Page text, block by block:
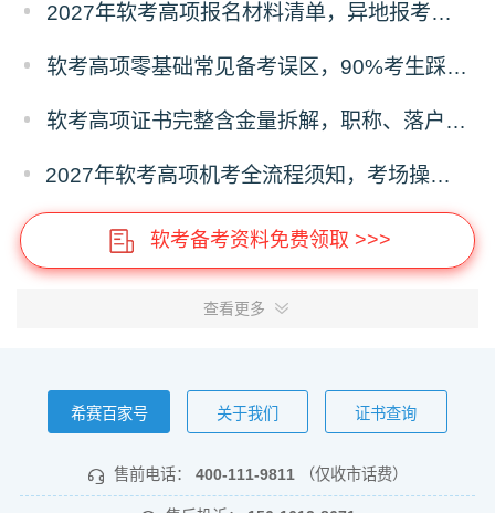
2027年软考高项报名材料清单，异地报考、照片、证明材料标准
软考高项零基础常见备考误区，90%考生踩坑的失分问题
软考高项证书完整含金量拆解，职称、落户、补贴、投标全用途
2027年软考高项机考全流程须知，考场操作、时间分配、答题禁忌
软考备考资料免费领取 >>>
查看更多
希赛百家号 关于我们 证书查询
售前电话： 400-111-9811 （仅收市话费）